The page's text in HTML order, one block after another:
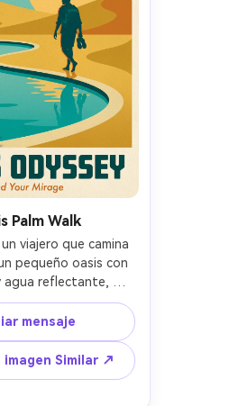
Palm Walk
viajero que camina
pequeño oasis con
agua reflectante,
mano, sol brillante,
contraste de agua
doradas, textura
bloque de tipografía
parte inferior con
mensaje
imagen Similar ↗